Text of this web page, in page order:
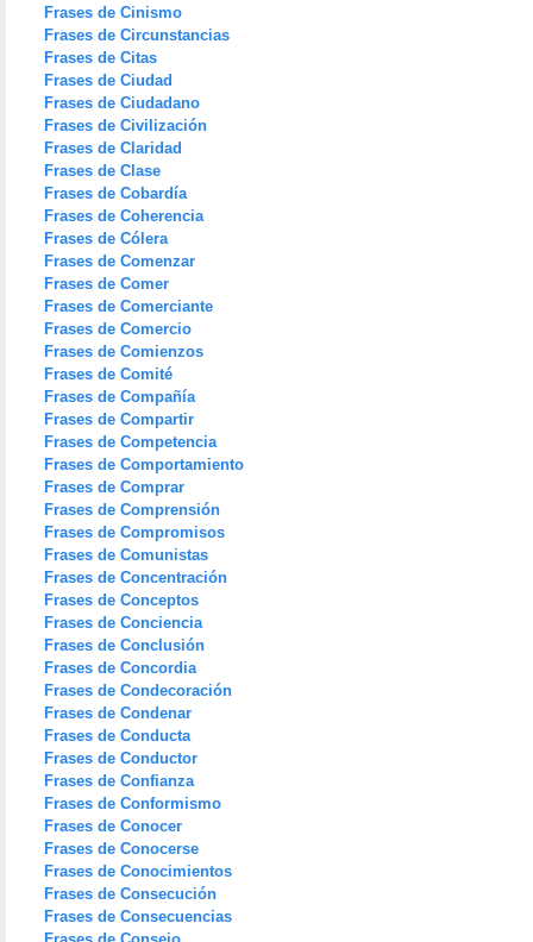
Frases de Cinismo
Frases de Circunstancias
Frases de Citas
Frases de Ciudad
Frases de Ciudadano
Frases de Civilización
Frases de Claridad
Frases de Clase
Frases de Cobardía
Frases de Coherencia
Frases de Cólera
Frases de Comenzar
Frases de Comer
Frases de Comerciante
Frases de Comercio
Frases de Comienzos
Frases de Comité
Frases de Compañía
Frases de Compartir
Frases de Competencia
Frases de Comportamiento
Frases de Comprar
Frases de Comprensión
Frases de Compromisos
Frases de Comunistas
Frases de Concentración
Frases de Conceptos
Frases de Conciencia
Frases de Conclusión
Frases de Concordia
Frases de Condecoración
Frases de Condenar
Frases de Conducta
Frases de Conductor
Frases de Confianza
Frases de Conformismo
Frases de Conocer
Frases de Conocerse
Frases de Conocimientos
Frases de Consecución
Frases de Consecuencias